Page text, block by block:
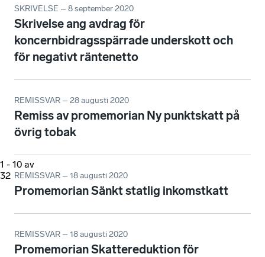
1 - 10 av
32
SKRIVELSE – 8 september 2020
Skrivelse ang avdrag för
koncernbidragsspärrade underskott och
för negativt räntenetto
REMISSVAR – 28 augusti 2020
Remiss av promemorian Ny punktskatt på
övrig tobak
REMISSVAR – 18 augusti 2020
Promemorian Sänkt statlig inkomstkatt
REMISSVAR – 18 augusti 2020
Promemorian Skattereduktion för